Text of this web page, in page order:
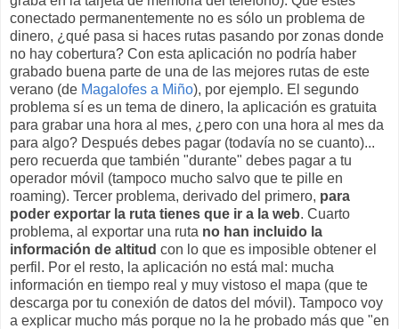
conectado permanentemente no es sólo un problema de
dinero, ¿qué pasa si haces rutas pasando por zonas donde
no hay cobertura? Con esta aplicación no podría haber
grabado buena parte de una de las mejores rutas de este
verano (de Magalofes a Miño), por ejemplo. El segundo
problema sí es un tema de dinero, la aplicación es gratuita
para grabar una hora al mes, ¿pero con una hora al mes da
para algo? Después debes pagar (todavía no se cuanto)...
pero recuerda que también "durante" debes pagar a tu
operador móvil (tampoco mucho salvo que te pille en
roaming). Tercer problema, derivado del primero, para
poder exportar la ruta tienes que ir a la web. Cuarto
problema, al exportar una ruta no han incluido la
información de altitud con lo que es imposible obtener el
perfil. Por el resto, la aplicación no está mal: mucha
información en tiempo real y muy vistoso el mapa (que te
descarga por tu conexión de datos del móvil). Tampoco voy
a explicar mucho más porque no la he probado más que "en